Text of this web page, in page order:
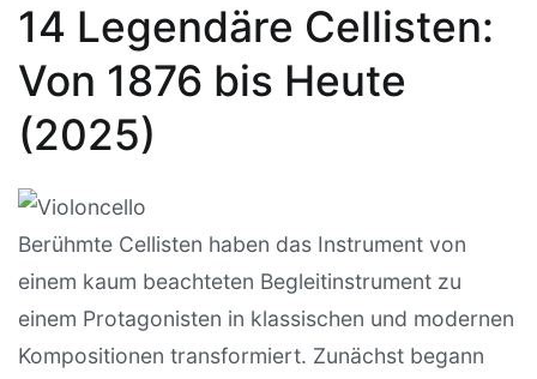
14 Legendäre Cellisten:
Von 1876 bis Heute
(2025)
Berühmte Cellisten haben das Instrument von
einem kaum beachteten Begleitinstrument zu
einem Protagonisten in klassischen und modernen
Kompositionen transformiert. Zunächst begann